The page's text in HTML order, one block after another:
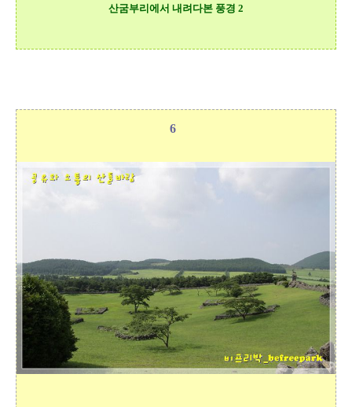
산굼부리에서 내려다본 풍경 2
6